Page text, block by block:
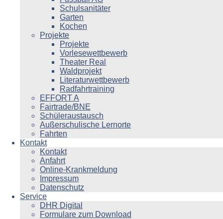
Schulsanitäter
Garten
Kochen
Projekte
Projekte
Vorlesewettbewerb
Theater Real
Waldprojekt
Literaturwettbewerb
Radfahrtraining
EFFORT A
Fairtrade/BNE
Schüleraustausch
Außerschulische Lernorte
Fahrten
Kontakt
Kontakt
Anfahrt
Online-Krankmeldung
Impressum
Datenschutz
Service
DHR Digital
Formulare zum Download